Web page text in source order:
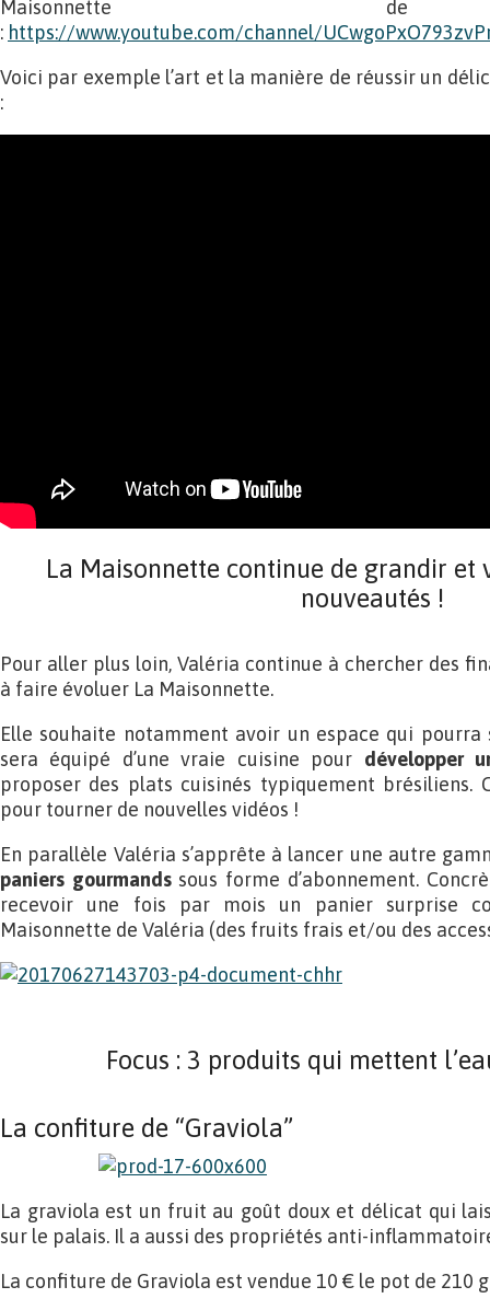
Maisonnette
: https://www.youtube.com/channel/
Voici par exemple l’art et la manière de réussir un
:
La Maisonnette continue de grandir et
nouveautés !
Pour aller plus loin, Valéria continue à chercher des
à faire évoluer La Maisonnette.
Elle souhaite notamment avoir un espace qui
sera équipé d’une vraie cuisine pour développer
proposer des plats cuisinés typiquement brésiliens.
pour tourner de nouvelles vidéos !
En parallèle Valéria s’apprête à lancer une autre
paniers gourmandssous forme d’abonnement.
recevoir une fois par mois un panier surprise
Maisonnette de Valéria (des fruits frais et/ou des
Focus : 3 produits qui mettent
La confiture de “Graviola”
La graviola est un fruit au goût doux et délicat qui
sur le palais. Il a aussi des propriétés anti-
La confiture de Graviola est vendue 10 € le pot de 210